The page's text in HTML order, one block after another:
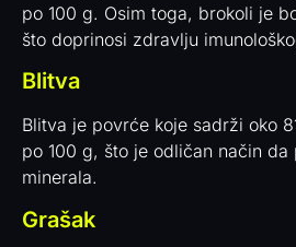
po 100 g. Osim toga, brokoli je
što doprinosi zdravlju
Blitva
Blitva je povrće koje sadrži oko
po 100 g, što je odličan način da
minerala.
Grašak